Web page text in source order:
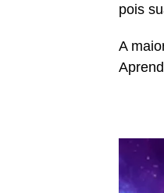
pois
A